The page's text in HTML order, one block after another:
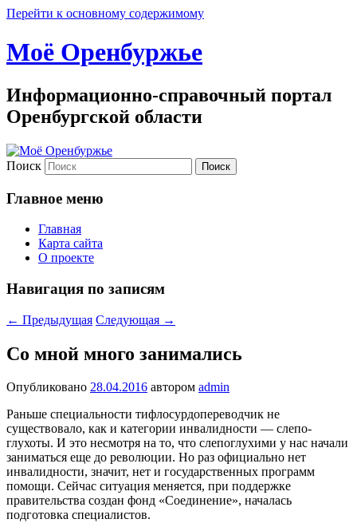
Перейти к основному содержимому
Моё Оренбуржье
Информационно-справочный портал
Оренбургской области
Поиск
Главное меню
Главная
Карта сайта
О проекте
Навигация по записям
← Предыдущая Следующая →
Со мной много занимались
Опубликовано 28.04.2016 автором admin
Раньше специальности тифлосурдопереводчик не
существовало, как и категории инвалидности — слепо-
глухоты. И это несмотря на то, что слепоглухими у нас начали
заниматься еще до революции. Но раз официально нет
инвалидности, значит, нет и государственных программ
помощи. Сейчас ситуация меняется, при поддержке
правительства создан фонд «Соединение», началась
подготовка специалистов.